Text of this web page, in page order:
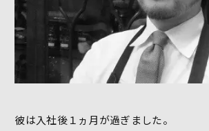
彼は入社後１ヵ月が過ぎました。